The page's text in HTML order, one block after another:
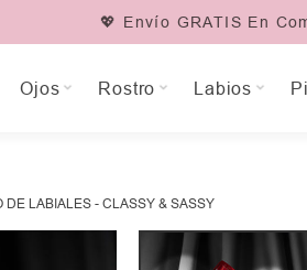
💖 Envío GRATIS En
Ojos Rostro Labios
DE LABIALES - CLASSY & SASSY